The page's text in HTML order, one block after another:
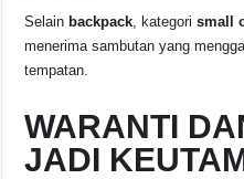
Selain backpack , kategorismall
menerima sambutan yang
tempatan.
WARANTI
JADI